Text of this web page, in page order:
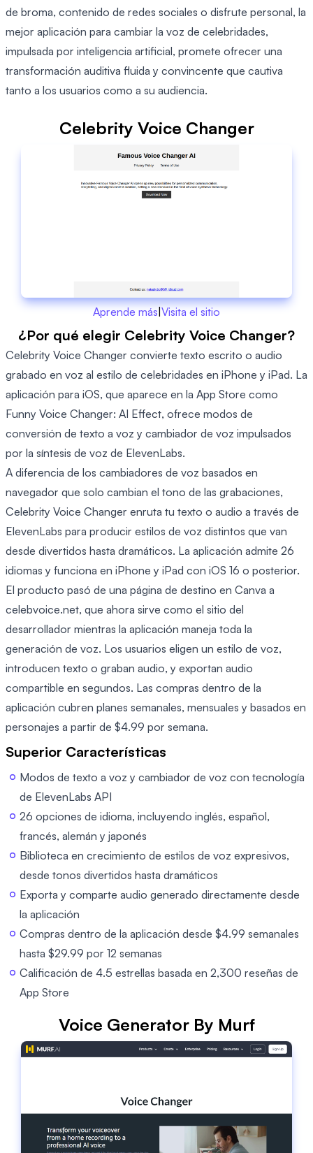
de broma, contenido de redes sociales o disfrute personal, la
mejor aplicación para cambiar la voz de celebridades,
impulsada por inteligencia artificial, promete ofrecer una
transformación auditiva fluida y convincente que cautiva
tanto a los usuarios como a su audiencia.
Celebrity Voice Changer
Aprende más|Visita el sitio
¿Por qué elegir Celebrity Voice Changer?
Celebrity Voice Changer convierte texto escrito o audio
grabado en voz al estilo de celebridades en iPhone y iPad. La
aplicación para iOS, que aparece en la App Store como
Funny Voice Changer: AI Effect, ofrece modos de
conversión de texto a voz y cambiador de voz impulsados
por la síntesis de voz de ElevenLabs.
A diferencia de los cambiadores de voz basados en
navegador que solo cambian el tono de las grabaciones,
Celebrity Voice Changer enruta tu texto o audio a través de
ElevenLabs para producir estilos de voz distintos que van
desde divertidos hasta dramáticos. La aplicación admite 26
idiomas y funciona en iPhone y iPad con iOS 16 o posterior.
El producto pasó de una página de destino en Canva a
celebvoice.net, que ahora sirve como el sitio del
desarrollador mientras la aplicación maneja toda la
generación de voz. Los usuarios eligen un estilo de voz,
introducen texto o graban audio, y exportan audio
compartible en segundos. Las compras dentro de la
aplicación cubren planes semanales, mensuales y basados en
personajes a partir de $4.99 por semana.
Superior Características
Modos de texto a voz y cambiador de voz con tecnología
de ElevenLabs API
26 opciones de idioma, incluyendo inglés, español,
francés, alemán y japonés
Biblioteca en crecimiento de estilos de voz expresivos,
desde tonos divertidos hasta dramáticos
Exporta y comparte audio generado directamente desde
la aplicación
Compras dentro de la aplicación desde $4.99 semanales
hasta $29.99 por 12 semanas
Calificación de 4.5 estrellas basada en 2,300 reseñas de
App Store
Voice Generator By Murf